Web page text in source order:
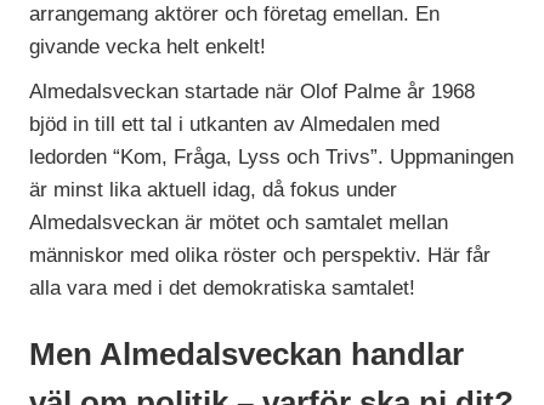
arrangemang aktörer och företag emellan. En
givande vecka helt enkelt!
Almedalsveckan startade när Olof Palme år 1968
bjöd in till ett tal i utkanten av Almedalen med
ledorden “Kom, Fråga, Lyss och Trivs”. Uppmaningen
är minst lika aktuell idag, då fokus under
Almedalsveckan är mötet och samtalet mellan
människor med olika röster och perspektiv. Här får
alla vara med i det demokratiska samtalet!
Men Almedalsveckan handlar